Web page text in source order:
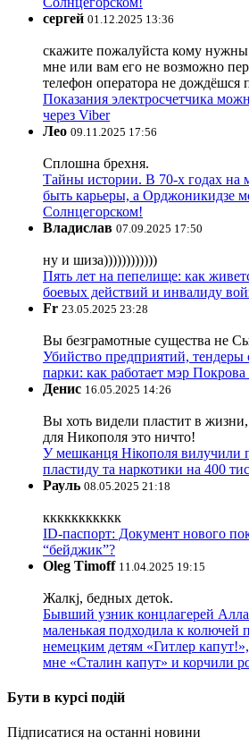
сергей 01.12.2025 13:36
скажите пожалуйста кому нужны
мне или вам его не возможно
телефон оператора не дождёшся
Показания электросчетчика
через Viber
Лео 09.11.2025 17:56
Сплошна брехня.
Тайны истории. В 70-х годах на
быть карьеры, а Орджоникидзе
Солнцегорском!
Владислав 07.09.2025 17:50
ну и шиза))))))))))))
Пять лет на пепелище: как
боевых действий и инвалиду
Fr 23.05.2025 23:28
Вы безграмотные существа не
Убийство предприятий,
парки: как работает мэр
Денис 16.05.2025 14:26
Вы хоть видели пластит в
для Никополя это ничто!
У мешканця Нікополя вилучили
пластиду та наркотики на 400
Рауль 08.05.2025 21:18
ккккккккккк
ID-паспорт: Документ нового
“бейджик”?
Oleg Timoff 11.04.2025 19:15
Жалкj, бедных детok.
Бывший узник концлагерей
маленькая подходила к колючей
немецким детям «Гитлер
мне «Сталин капут» и корчили
Бути в курсі подій
Підписатися на останні новини